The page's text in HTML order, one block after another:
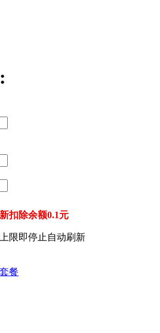
扣除余额0.1元
限即停止自动刷新
餐